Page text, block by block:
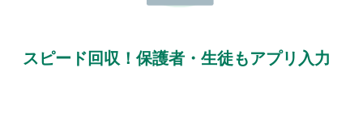
スピード回収！保護者・生徒もアプリ入力